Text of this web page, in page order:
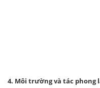
4. Môi trường và tác phong